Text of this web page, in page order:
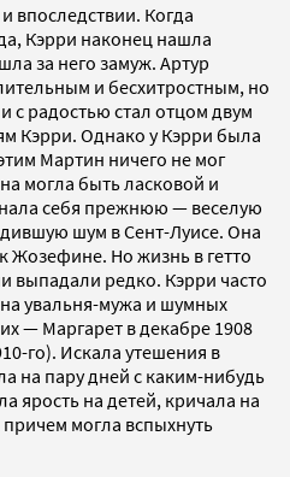
впоследствии. Когда
Кэрри наконец нашла
за него замуж. Артур
и бесхитростным, но
с радостью стал отцом двум
Кэрри. Однако у Кэрри была
Мартин ничего не мог
могла быть ласковой и
себя прежнюю — веселую
шум в Сент-Луисе. Она
Жозефине. Но жизнь в гетто
выпадали редко. Кэрри часто
увальня-мужа и шумных
— Маргарет в декабре 1908
го). Искала утешения в
на пару дней с каким-нибудь
ярость на детей, кричала на
могла вспыхнуть